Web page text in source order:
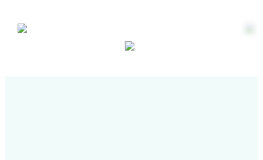
časť análneho zvierača.
Ako sa vyhnúť vzniku análnej